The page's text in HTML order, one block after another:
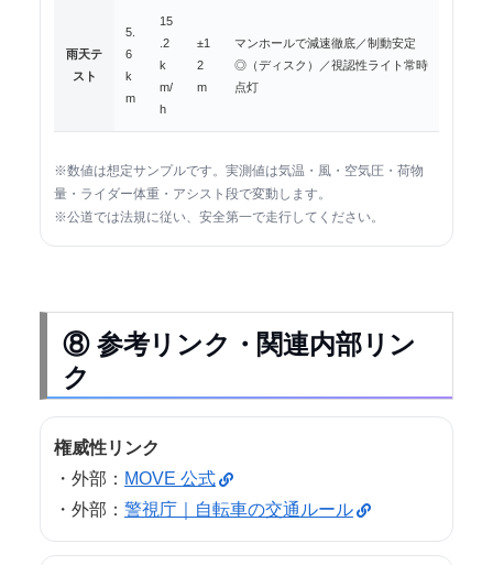
雨天テ
スト
5.
6
k
m
15
.2
k
m/
h
±1
2
m
マンホールで減速徹底／制動安定
◎（ディスク）／視認性ライト常時
点灯
※数値は想定サンプルです。実測値は気温・風・空気圧・荷物
量・ライダー体重・アシスト段で変動します。
※公道では法規に従い、安全第一で走行してください。
⑧ 参考リンク・関連内部リン
ク
権威性リンク
・外部： MOVE 公式
・外部： 警視庁｜自転車の交通ルール